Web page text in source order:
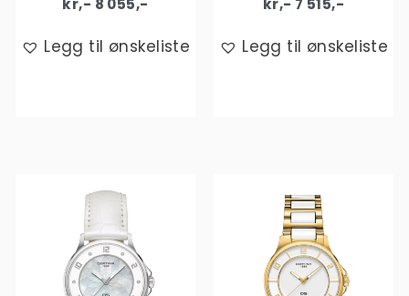
kr,- 8 055,-
Legg til ønskeliste
kr,- 7 515,-
Legg til ønskeliste